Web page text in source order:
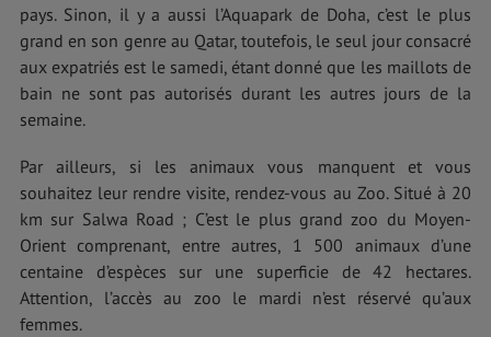
pays. Sinon, il y a aussi l’Aquapark de Doha, c’est le plus
grand en son genre au Qatar, toutefois, le seul jour consacré
aux expatriés est le samedi, étant donné que les maillots de
bain ne sont pas autorisés durant les autres jours de la
semaine.
Par ailleurs, si les animaux vous manquent et vous
souhaitez leur rendre visite, rendez-vous au Zoo. Situé à 20
km sur Salwa Road ; C’est le plus grand zoo du Moyen-
Orient comprenant, entre autres, 1 500 animaux d’une
centaine d’espèces sur une superficie de 42 hectares.
Attention, l’accès au zoo le mardi n’est réservé qu’aux
femmes.